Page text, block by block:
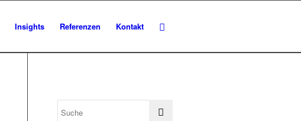
Insights Referenzen Kontakt